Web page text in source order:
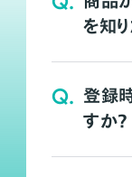
を知
Q. 登録
すか？